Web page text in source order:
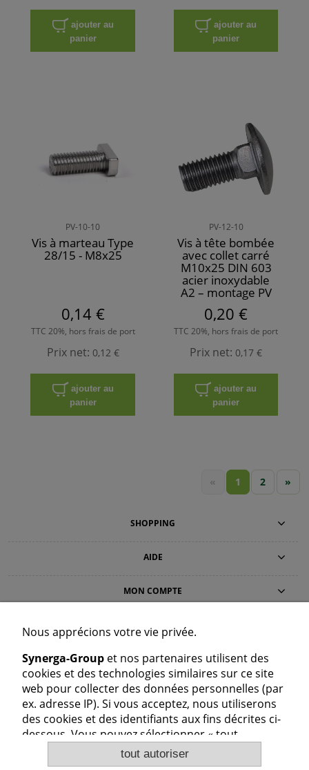
ajouter au
panier
ajouter au
panier
PV-10-10
Vis à marteau Type
28/15 - M8x25
0,14 €
TTC 20%, hors frais de port
Prix net: 0,12 €
ajouter au
panier
PV-12-10
Vis à tête bombée
avec collet carré
M10x25 DIN 603
acier inoxydable
A2 – montage PV
0,20 €
TTC 20%, hors frais de port
Prix net: 0,17 €
ajouter au
panier
« 1 2 »
SHOPPING
AIDE
MON COMPTE
INFORMATIONS
CONTACT
Synerga Polska Sp. z o.o.
Dolna 59, 98-160 Sędziejowice, Pologne
+48 725 777 559
+48 724 999 949
cs@synerga-group.fr
Service client : Lun–Ven 8:00–16:00
Nous apprécions votre vie privée.
Synerga-Group et nos partenaires utilisent des
cookies et des technologies similaires sur ce site
web pour collecter des données personnelles (par
ex. adresse IP). Si vous acceptez, nous utiliserons
des cookies et des identifiants aux fins décrites ci-
dessous. Vous pouvez sélectionner « tout
autoriser » ou « autoriser uniquement les
nécessaires » et modifier vos paramètres pour
tout autoriser